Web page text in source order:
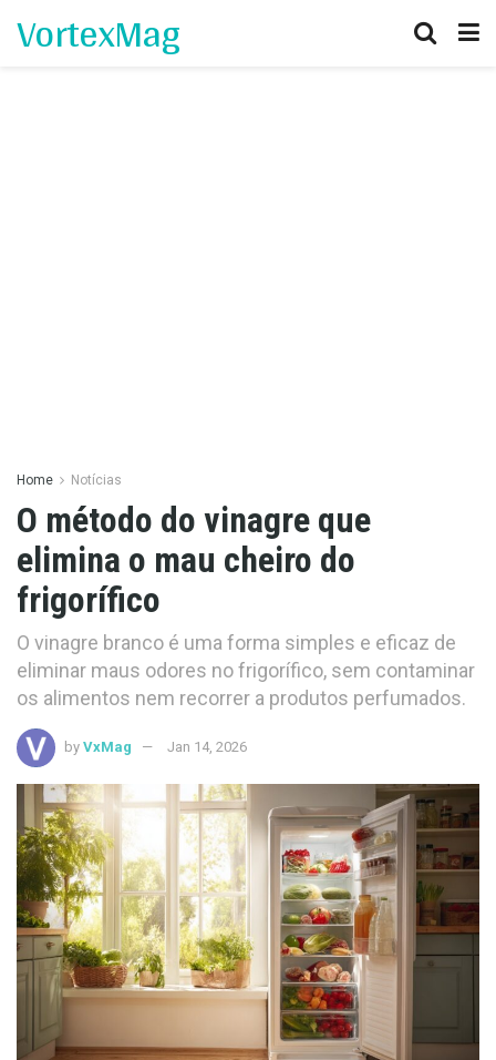
VortexMag
Home Notícias
O método do vinagre que
elimina o mau cheiro do
frigorífico
O vinagre branco é uma forma simples e eficaz de
eliminar maus odores no frigorífico, sem contaminar
os alimentos nem recorrer a produtos perfumados.
by VxMag Jan 14, 2026